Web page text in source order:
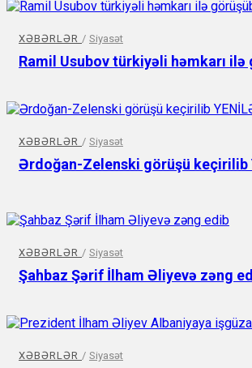
XƏBƏRLƏR / Siyasət
Ramil Usubov türkiyəli həmkarı ilə
XƏBƏRLƏR / Siyasət
Ərdoğan-Zelenski görüşü keçirilib
XƏBƏRLƏR / Siyasət
Şahbaz Şərif İlham Əliyevə zəng
XƏBƏRLƏR / Siyasət